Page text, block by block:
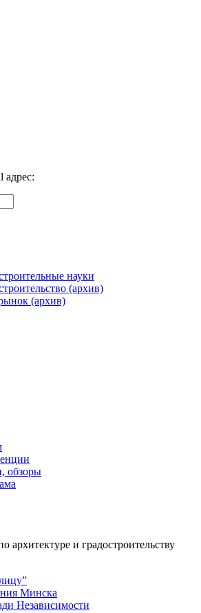
адрес:
науки
(архив)
(архив)
обзоры
архитектуре и градостроительству
Минска
Независимости